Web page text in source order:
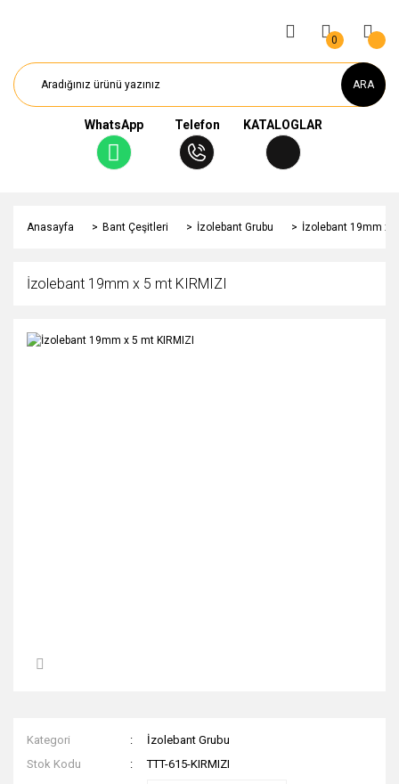
ARA
WhatsApp Telefon KATALOGLAR
0
Anasayfa Bant Çeşitleri İzolebant Grubu İzolebant 19mm x
İzolebant 19mm x 5 mt KIRMIZI
Kategori
İzolebant Grubu
Stok Kodu
TTT-615-KIRMIZI